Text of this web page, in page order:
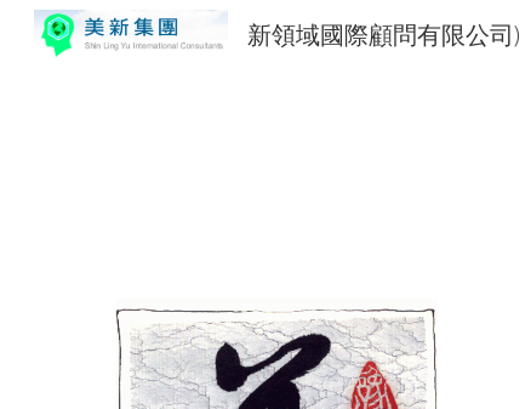
新領域國際顧問有限公司)